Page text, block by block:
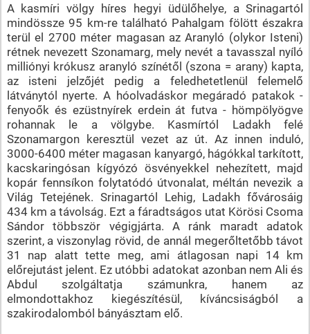
A kasmíri völgy híres hegyi üdülőhelye, a Srinagartól
mindössze 95 km-re található Pahalgam fölött északra
terül el 2700 méter magasan az Aranyló (olykor Isteni)
rétnek nevezett Szonamarg, mely nevét a tavasszal nyíló
milliónyi krókusz aranyló színétől (szona = arany) kapta,
az isteni jelzőjét pedig a feledhetetlenül felemelő
látványtól nyerte. A hóolvadáskor megáradó patakok -
fenyoők és ezüstnyírek erdein át futva - hömpölyögve
rohannak le a völgybe. Kasmírtól Ladakh felé
Szonamargon keresztül vezet az út. Az innen induló,
3000-6400 méter magasan kanyargó, hágókkal tarkított,
kacskaringósan kígyózó ösvényekkel nehezített, majd
kopár fennsíkon folytatódó útvonalat, méltán nevezik a
Világ Tetejének. Srinagartól Lehig, Ladakh fővárosáig
434 km a távolság. Ezt a fáradtságos utat Körösi Csoma
Sándor többször végigjárta. A ránk maradt adatok
szerint, a viszonylag rövid, de annál megerőltetőbb távot
31 nap alatt tette meg, ami átlagosan napi 14 km
előrejutást jelent. Ez utóbbi adatokat azonban nem Ali és
Abdul szolgáltatja számunkra, hanem az
elmondottakhoz kiegészítésül, kíváncsiságból a
szakirodalomból bányásztam elő.